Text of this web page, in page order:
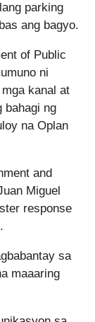
parking
ang bagyo.
of Public
ni
kanal at
bahagi ng
na Oplan
and
Miguel
response
sa
maaaring